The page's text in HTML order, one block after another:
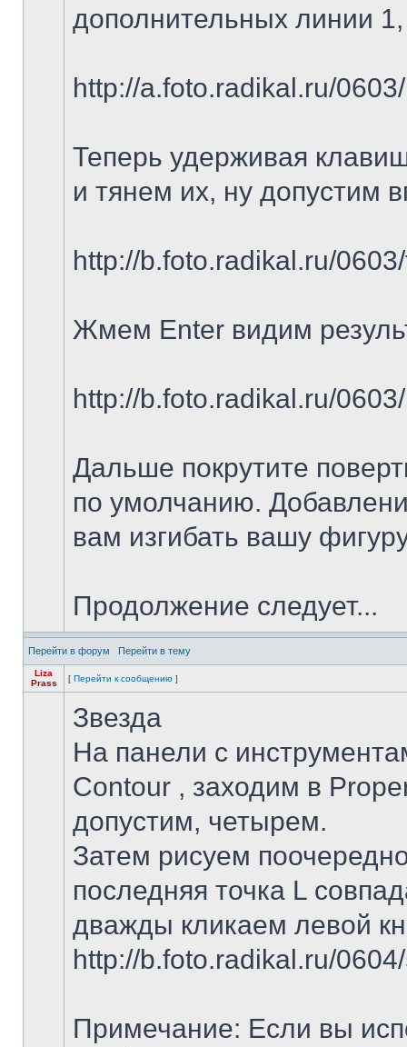
дополнительных линии
http://a.foto.radikal.ru/
Теперь удерживая
и тянем их, ну допустим
http://b.foto.radikal.ru/
Жмем Enter видим
http://b.foto.radikal.ru/
Дальше покрутите
по умолчанию.
вам изгибать вашу
Продолжение следует...
Перейти в форум Перейти в тему
Liza
Prass
[ Перейти к сообщению ]
Звезда
На панели с
Contour , заходим в
допустим, четырем.
Затем рисуем
последняя точка L
дважды кликаем левой
http://b.foto.radikal.ru/
Примечание: Если вы